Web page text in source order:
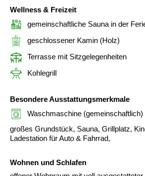
Wellness & Freizeit
gemeinschaftliche Sauna in der
geschlossener Kamin (Holz)
Terrasse mit Sitzgelegenheiten
Kohlegrill
Besondere Ausstattungsmerkmale
Waschmaschine (gemeinschaftlich)
großes Grundstück, Sauna, Grillplatz,
Ladestation für Auto & Fahrrad,
Wohnen und Schlafen